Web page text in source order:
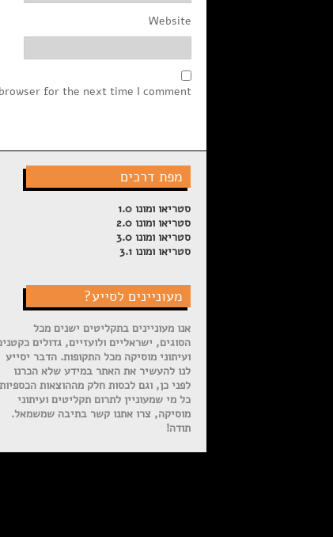
Website
for the next time I comment.
מפת דרכים
סטריאו ומונו 1.0
סטריאו ומונו 2.0
סטריאו ומונו 3.0
סטריאו ומונו 3.1
מעוניינים לסייע?
אנו מעוניינים בתקליטים ישנים מכל
הסוגים, ישראליים ולועזיים, גדולים
ועיתוני מוסיקה מכל התקופות. הדבר יסייע
לנו להעשיר את האתר במידע שלא הכרנו
לפני כן, וגם לכסות חלק מההוצאות
כל מי שמעוניין לתרום תקליטים ועיתוני
מוסיקה, צרו אתנו קשר בתיבה שמשמאל.
תודה!